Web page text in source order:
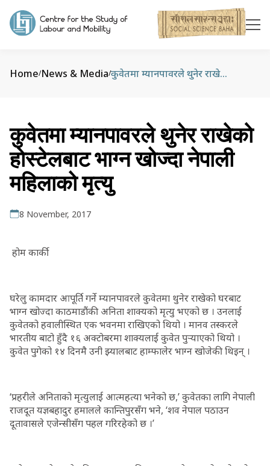
Home/News & Media/ कुवेतमा म्यानपावरले थुनेर राखेकाे हाेस्टेलबाट भाग्न खोज्दा नेपाली महिलाको मृत्यु
कुवेतमा म्यानपावरले थुनेर राखेकाे
हाेस्टेलबाट भाग्न खोज्दा नेपाली
महिलाको मृत्यु
8 November, 2017
होम कार्की
घरेलु कामदार आपूर्ति गर्ने म्यानपावरले कुवेतमा थुनेर राखेको घरबाट
भाग्न खोज्दा काठमाडौंकी अनिता शाक्यको मृत्यु भएको छ । उनलाई
कुवेतको हवालीस्थित एक भवनमा राखिएको थियो । मानव तस्करले
भारतीय बाटो हुँदै १६ अक्टोबरमा शाक्यलाई कुवेत पुर्‍याएको थियो ।
कुवेत पुगेको १४ दिनमै उनी झ्यालबाट हाम्फालेर भाग्न खोजेकी थिइन् ।
‘प्रहरीले अनिताको मृत्युलाई आत्महत्या भनेको छ,’ कुवेतका लागि नेपाली
राजदूत यज्ञबहादुर हमालले कान्तिपुरसँग भने, ‘शव नेपाल पठाउन
दूतावासले एजेन्सीसँग पहल गरिरहेको छ ।’